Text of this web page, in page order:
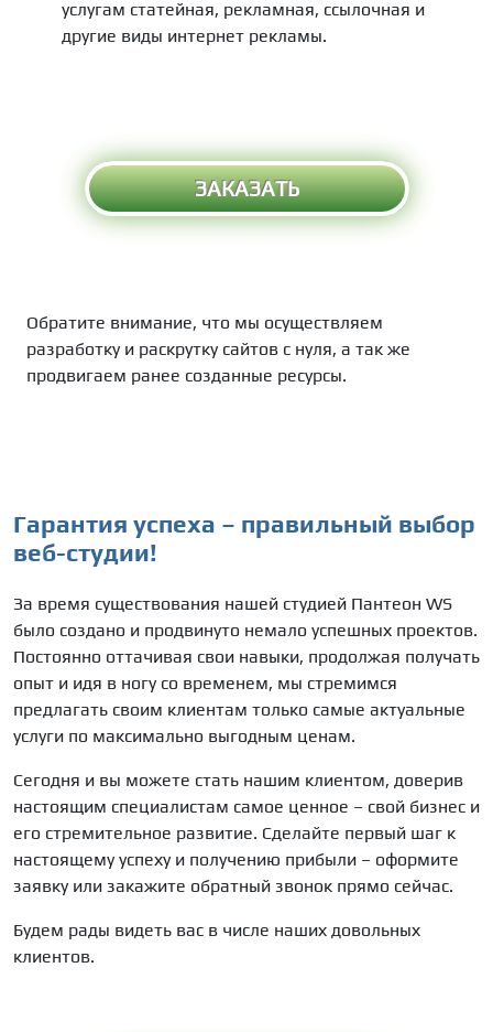
услугам статейная, рекламная, ссылочная и
другие виды интернет рекламы.
ЗАКАЗАТЬ
Обратите внимание, что мы осуществляем
разработку и раскрутку сайтов с нуля, а так же
продвигаем ранее созданные ресурсы.
Гарантия успеха – правильный выбор
веб-студии!
За время существования нашей студией Пантеон WS
было создано и продвинуто немало успешных проектов.
Постоянно оттачивая свои навыки, продолжая получать
опыт и идя в ногу со временем, мы стремимся
предлагать своим клиентам только самые актуальные
услуги по максимально выгодным ценам.
Сегодня и вы можете стать нашим клиентом, доверив
настоящим специалистам самое ценное – свой бизнес и
его стремительное развитие. Сделайте первый шаг к
настоящему успеху и получению прибыли – оформите
заявку или закажите обратный звонок прямо сейчас.
Будем рады видеть вас в числе наших довольных
клиентов.